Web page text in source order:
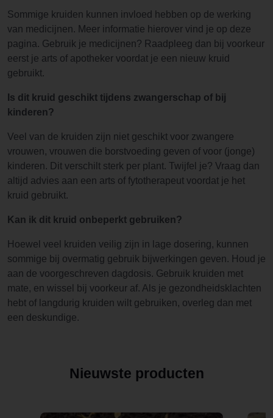
Sommige kruiden kunnen invloed hebben op de werking
van medicijnen. Meer informatie hierover vind je op deze
pagina. Gebruik je medicijnen? Raadpleeg dan bij voorkeur
eerst je arts of apotheker voordat je een nieuw kruid
gebruikt.
Is dit kruid geschikt tijdens zwangerschap of bij
kinderen?
Veel van de kruiden zijn niet geschikt voor zwangere
vrouwen, vrouwen die borstvoeding geven of voor (jonge)
kinderen. Dit verschilt sterk per plant. Twijfel je? Vraag dan
altijd advies aan een arts of fytotherapeut voordat je het
kruid gebruikt.
Kan ik dit kruid onbeperkt gebruiken?
Hoewel veel kruiden veilig zijn in lage dosering, kunnen
sommige bij overmatig gebruik bijwerkingen geven. Houd je
aan de voorgeschreven dagdosis. Gebruik kruiden met
mate, en wissel bij voorkeur af. Als je gezondheidsklachten
hebt of langdurig kruiden wilt gebruiken, overleg dan met
een deskundige.
Nieuwste producten